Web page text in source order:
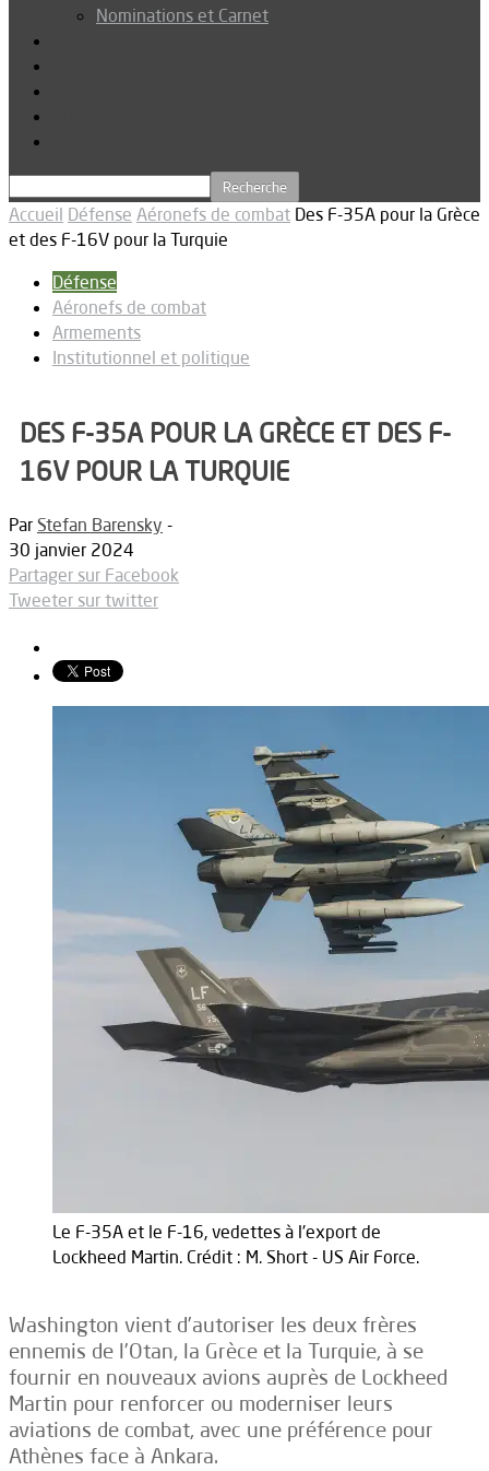
Nominations et Carnet
Accueil Défense Aéronefs de combat Des F-35A pour la Grèce
et des F-16V pour la Turquie
Défense
Aéronefs de combat
Armements
Institutionnel et politique
DES F-35A POUR LA GRÈCE ET DES F-
16V POUR LA TURQUIE
Par Stefan Barensky -
30 janvier 2024
Partager sur Facebook
Tweeter sur twitter
Le F-35A et le F-16, vedettes à l'export de
Lockheed Martin. Crédit : M. Short - US Air Force.
Washington vient d’autoriser les deux frères
ennemis de l’Otan, la Grèce et la Turquie, à se
fournir en nouveaux avions auprès de Lockheed
Martin pour renforcer ou moderniser leurs
aviations de combat, avec une préférence pour
Athènes face à Ankara.